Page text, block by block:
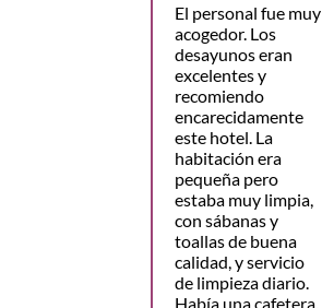
El personal fue muy
acogedor. Los
desayunos eran
excelentes y
recomiendo
encarecidamente
este hotel. La
habitación era
pequeña pero
estaba muy limpia,
con sábanas y
toallas de buena
calidad, y servicio
de limpieza diario.
Había una cafetera,